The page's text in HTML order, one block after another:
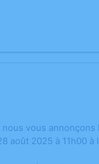
vous annonçons
août 2025 à 11h00